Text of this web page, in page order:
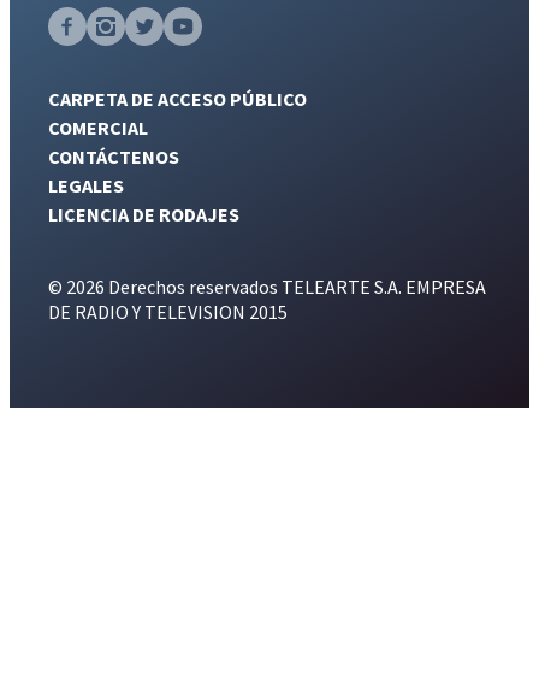
CARPETA DE ACCESO PÚBLICO
COMERCIAL
CONTÁCTENOS
LEGALES
LICENCIA DE RODAJES
© 2026 Derechos reservados TELEARTE S.A. EMPRESA
DE RADIO Y TELEVISION 2015